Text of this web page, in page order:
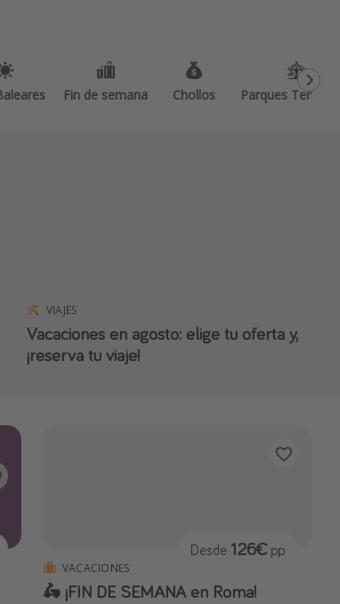
Fin de semana Chollos Parques
VIAJES
Vacaciones en agosto: elige tu oferta y,
¡reserva tu viaje!
VACACIONES
🛵 ¡FIN DE SEMANA en Roma!
Desde 126€ pp